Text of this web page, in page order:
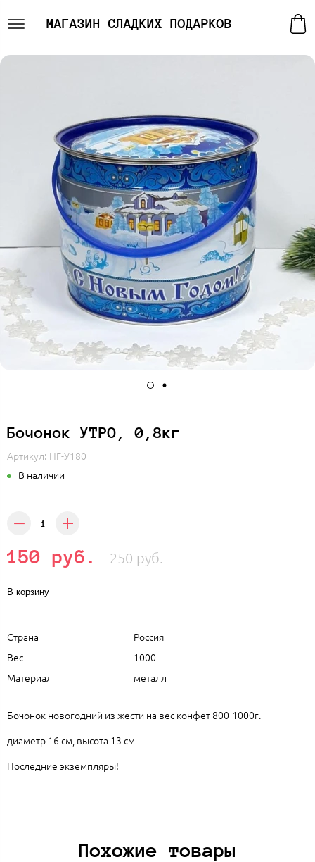
МАГАЗИН СЛАДКИХ ПОДАРКОВ
Бочонок УТРО, 0,8кг
Артикул: НГ-У180
В наличии
150 руб. 250 руб.
В корзину
Страна
Россия
Вес
1000
Материал
металл
Бочонок новогодний из жести на вес конфет 800-1000г.
диаметр 16 см, высота 13 см
Последние экземпляры!
Похожие товары